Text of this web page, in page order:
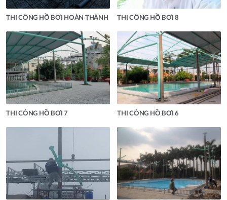
THI CÔNG HỒ BƠI HOÀN THÀNH THI CÔNG HỒ BƠI 8
THI CÔNG HỒ BƠI 7 THI CÔNG HỒ BƠI 6